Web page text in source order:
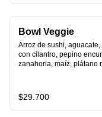
Bowl Veggie
Arroz de sushi,
con cilantro, pepino
zanahoria, maíz, plátano
$29.700